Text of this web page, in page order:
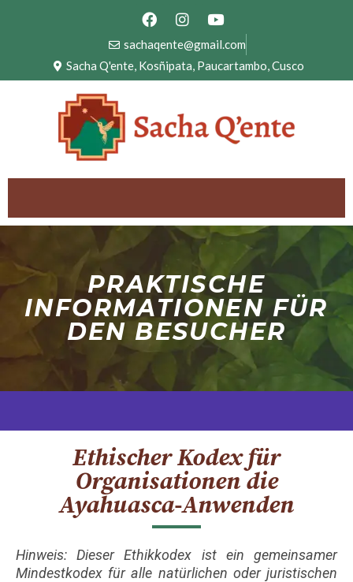
sachaqente@gmail.com
Sacha Q'ente, Kosñipata, Paucartambo, Cusco
PRAKTISCHE
INFORMATIONEN FÜR
DEN BESUCHER
Ethischer Kodex für
Organisationen die
Ayahuasca-Anwenden
Hinweis: Dieser Ethikkodex ist ein gemeinsamer
Mindestkodex für alle natürlichen oder juristischen